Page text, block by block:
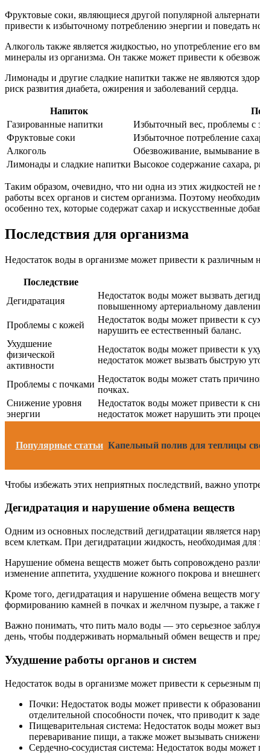
Фруктовые соки, являющиеся другой популярной
привести к избыточному потреблению энергии и поведать
Алкоголь также является жидкостью, но употребление
минералы из организма. Он также может привести к
Лимонады и другие сладкие напитки также не являются
риск развития диабета, ожирения и заболеваний сердца.
Напиток
Газированные напитки
Избыточный вес, проблемы с
Фруктовые соки
Избыточное потребление
Алкоголь
Обезвоживание, вымывание
Лимонады и сладкие напитки Высокое содержание сахара,
Таким образом, очевидно, что ни одна из этих жидкостей
работы всех органов и систем организма. Поэтому
особенно тех, которые содержат сахар и искусственные
Последствия для организма
Недостаток воды в организме может привести к различным
Последствие
Дегидратация
Недостаток воды может вызвать
повышенному артериальному
Проблемы с кожей
Недостаток воды может привести к
нарушить ее естественный баланс.
Ухудшение
физической
активности
Недостаток воды может привести к
недостаток может вызвать быструю
Проблемы с почками
Недостаток воды может стать
почках.
Снижение уровня
энергии
Недостаток воды может привести к
недостаток может нарушить эти
Популярные статьи Капельный полив для теплицы
Чтобы избежать этих неприятных последствий, важно
Дегидратация и нарушение обмена веществ
Одним из основных последствий дегидратации является
всем клеткам. При дегидратации жидкость, необходимая
Нарушение обмена веществ может быть сопровождено
изменение аппетита, ухудшение кожного покрова и
Кроме того, дегидратация и нарушение обмена веществ
формированию камней в почках и желчном пузыре, а также
Важно понимать, что пить мало воды — это серьезное
день, чтобы поддерживать нормальный обмен веществ и
Ухудшение работы органов и систем
Недостаток воды в организме может привести к серьезным
Почки: Недостаток воды может привести к
отделительной способности почек, что приводит к
Пищеварительная система: Недостаток воды может
переваривание пищи, а также может вызывать
Сердечно-сосудистая система: Недостаток воды